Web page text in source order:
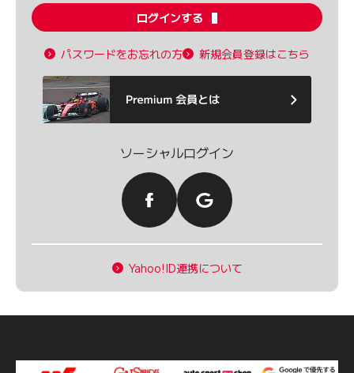
ログインする
パスワードをお忘れの方 新規会員登録はこちら
ソーシャルログイン
Yahoo!ID連携について